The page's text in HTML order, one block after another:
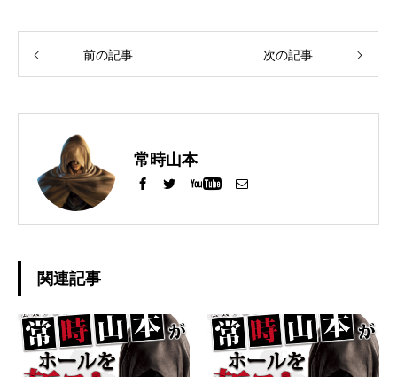
前の記事 次の記事
常時山本
関連記事